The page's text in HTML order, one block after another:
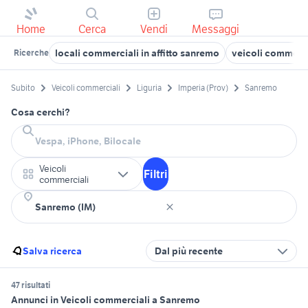
Home Cerca Vendi Messaggi
Ricerche locali commerciali in affitto sanremo veicoli
Subito Veicoli commerciali Liguria Imperia (Prov) Sanremo
Cosa cerchi?
Veicoli
commerciali
Filtri
Salva ricerca Dal più recente
47 risultati
Annunci in Veicoli commerciali a Sanremo